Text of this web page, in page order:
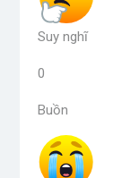
Suy nghĩ
0
Buồn